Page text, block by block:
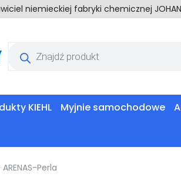
niemieckiej fabryki chemicznej
produktów
KIEHL Myjnie samochodowe
ARENAS-Perla